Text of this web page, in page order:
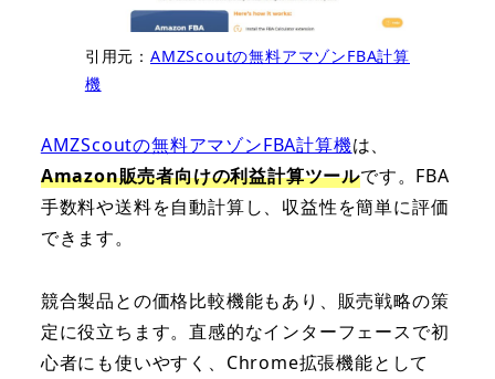
引用元： AMZScoutの無料アマゾンFBA計算
機
AMZScoutの無料アマゾンFBA計算機は、
Amazon販売者向けの利益計算ツールです。FBA
手数料や送料を自動計算し、収益性を簡単に評価
できます。
競合製品との価格比較機能もあり、販売戦略の策
定に役立ちます。直感的なインターフェースで初
心者にも使いやすく、Chrome拡張機能として